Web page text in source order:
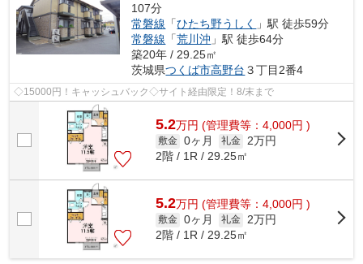
107分
常磐線 「ひたち野うしく
」駅 徒歩59分
常磐線 「荒川沖 」駅 徒歩64分
築20年 / 29.25㎡
茨城県つくば市高野台 ３丁目2番4
◇15000円！キャッシュバック◇サイト経由限定！8/末まで
5.2万円 (管理費等：4,000円 )
敷金 0ヶ月 礼金
2万円
2階 / 1R / 29.25㎡
5.2万円 (管理費等：4,000円 )
敷金 0ヶ月 礼金
2万円
2階 / 1R / 29.25㎡